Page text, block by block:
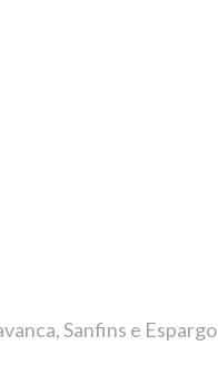
Sanfins e Espargo